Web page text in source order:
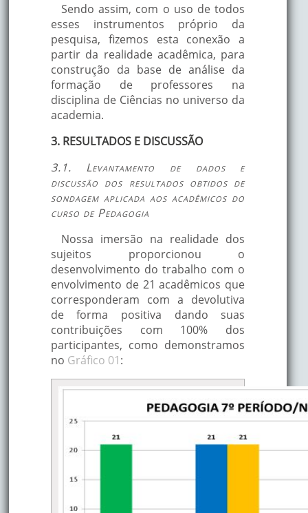
Sendo assim, com o uso de todos
esses instrumentos próprio da
pesquisa, fizemos esta conexão a
partir da realidade acadêmica, para
construção da base de análise da
formação de professores na
disciplina de Ciências no universo da
academia.
3. RESULTADOS E DISCUSSÃO
3.1. Levantamento de dados e
discussão dos resultados obtidos de
sondagem aplicada aos acadêmicos do
curso de Pedagogia
Nossa imersão na realidade dos
sujeitos proporcionou o
desenvolvimento do trabalho com o
envolvimento de 21 acadêmicos que
corresponderam com a devolutiva
de forma positiva dando suas
contribuições com 100% dos
participantes, como demonstramos
no Gráfico 01: